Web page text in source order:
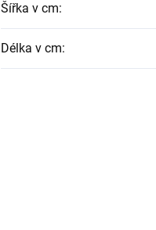
Šířka v cm:
Délka v cm: